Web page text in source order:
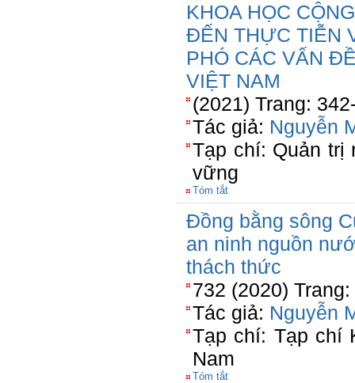
KHOA HỌC
ĐẾN THỰC TIỄN
PHÓ CÁC VẤN
VIỆT NAM
(2021) Trang:
Tác giả: Nguyễn
Tạp chí: Quản trị
vững
Tóm tắt
Đồng bằng sông
an ninh nguồn
thách thức
732 (2020)
Tác giả: Nguyễn
Tạp chí: Tạp chí
Nam
Tóm tắt